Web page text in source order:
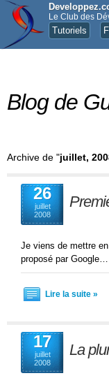
Le Club des
Tutoriels
Blog de
Archive de "juillet,
26
juillet
2008
Je viens de mettre
proposé par
Lire la suite »
17
juillet
2008
La